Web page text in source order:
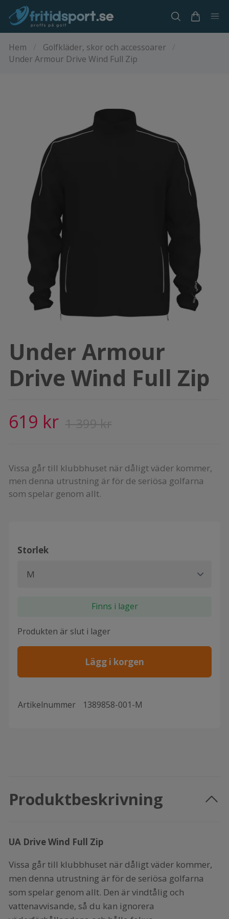
Hem Golfkläder, skor och accessoarer
Under Armour Drive Wind Full Zip
Under Armour
Drive Wind Full Zip
619 kr
Vissa går till klubbhuset när dåligt väder kommer,
men denna utrustning är för de seriösa golfarna
som spelar genom allt.
Storlek
Finns i lager
Produkten är slut i lager
Lägg i korgen
Artikelnummer 1389858-001-M
Produktbeskrivning
UA Drive Wind Full Zip
Vissa går till klubbhuset när dåligt väder kommer,
men denna utrustning är för de seriösa golfarna
som spelar genom allt. Den är vindtålig och
vattenavvisande, så du kan ignorera